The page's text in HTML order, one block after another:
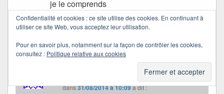
je le comprends
je n’aurais pas dû l’écrire …
gros bisous
dans31/08/2014 à 10:09a dit :
Confidentialité et cookies : ce site utilise des cookies. En continuant à
utiliser ce site Web, vous acceptez leur utilisation.
Pour en savoir plus, notamment sur la façon de contrôler les cookies,
consultez : Politique relative aux cookies